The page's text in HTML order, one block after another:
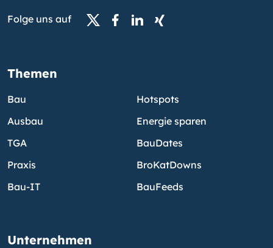
Folge uns auf
Themen
Bau
Ausbau
TGA
Praxis
Bau-IT
Hotspots
Energie sparen
BauDates
BroKatDowns
BauFeeds
Unternehmen